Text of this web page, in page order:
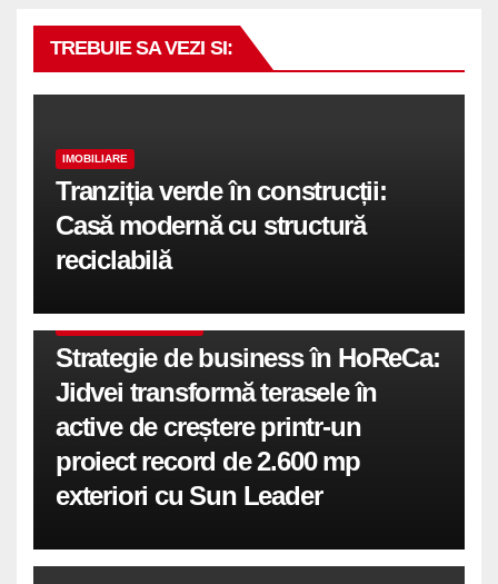
TREBUIE SA VEZI SI:
IMOBILIARE
Tranziția verde în construcții:
Casă modernă cu structură
reciclabilă
Strategie de business în HoReCa:
Jidvei transformă terasele în
active de creștere printr-un
proiect record de 2.600 mp
exteriori cu Sun Leader